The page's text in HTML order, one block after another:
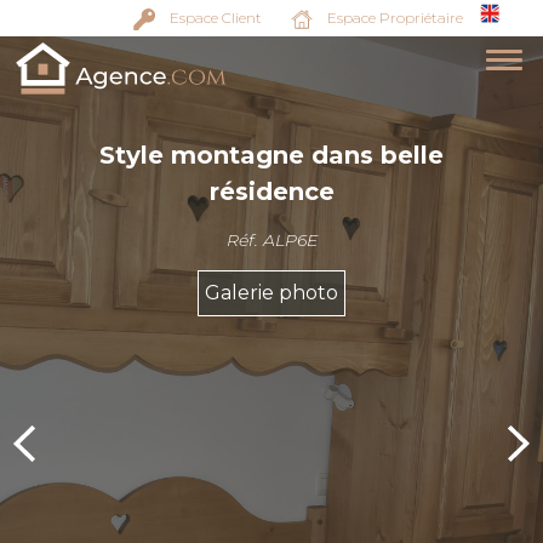
Espace Client Espace Propriétaire
Style montagne dans belle
résidence
Réf. ALP6E
Galerie photo